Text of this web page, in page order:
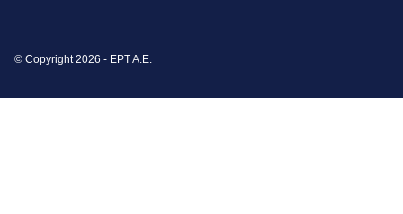
© Copyright 2026 - ΕΡΤ Α.Ε.